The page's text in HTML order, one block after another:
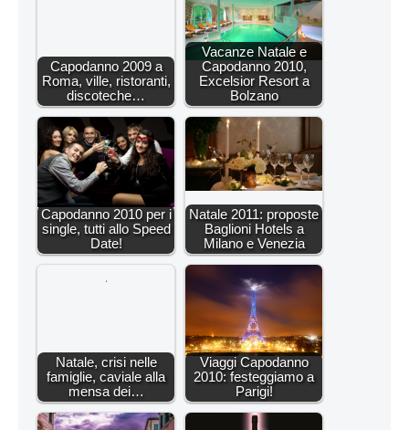
Capodanno 2009 a
Roma, ville, ristoranti,
discoteche…
Vacanze Natale e
Capodanno 2010,
Excelsior Resort a
Bolzano
Capodanno 2010 per i
single, tutti allo Speed
Date!
Natale 2011: proposte
Baglioni Hotels a
Milano e Venezia
Natale, crisi nelle
famiglie, caviale alla
mensa dei…
Viaggi Capodanno
2010: festeggiamo a
Parigi!